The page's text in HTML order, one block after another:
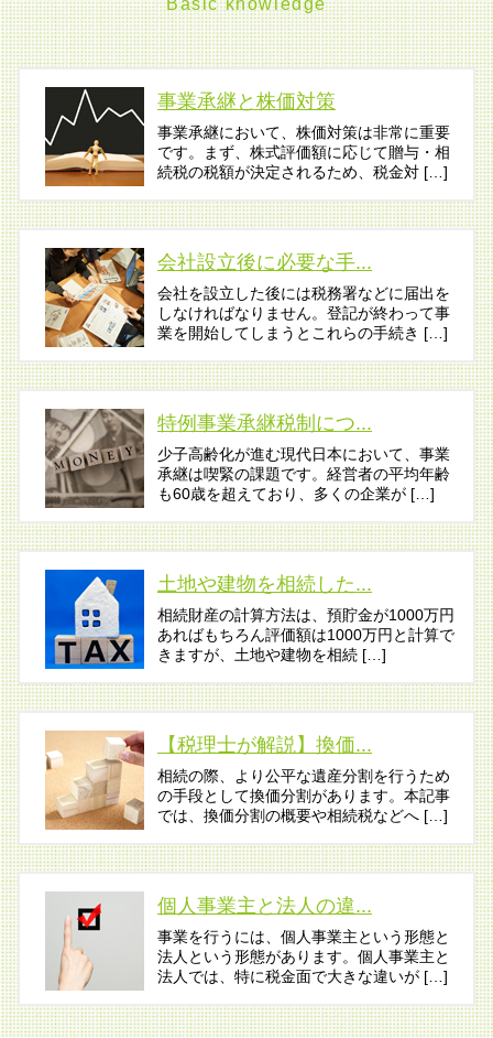
Basic knowledge
事業承継と株価対策
事業承継において、株価対策は非常に重要
です。まず、株式評価額に応じて贈与・相
続税の税額が決定されるため、税金対 […]
会社設立後に必要な手...
会社を設立した後には税務署などに届出を
しなければなりません。登記が終わって事
業を開始してしまうとこれらの手続き […]
特例事業承継税制につ...
少子高齢化が進む現代日本において、事業
承継は喫緊の課題です。経営者の平均年齢
も60歳を超えており、多くの企業が […]
土地や建物を相続した...
相続財産の計算方法は、預貯金が1000万円
あればもちろん評価額は1000万円と計算で
きますが、土地や建物を相続 […]
【税理士が解説】換価...
相続の際、より公平な遺産分割を行うため
の手段として換価分割があります。本記事
では、換価分割の概要や相続税などへ […]
個人事業主と法人の違...
事業を行うには、個人事業主という形態と
法人という形態があります。個人事業主と
法人では、特に税金面で大きな違いが […]